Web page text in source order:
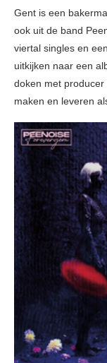
Gent is een
ook uit de band
viertal singles en
uitkijken naar een
doken met
maken en leveren